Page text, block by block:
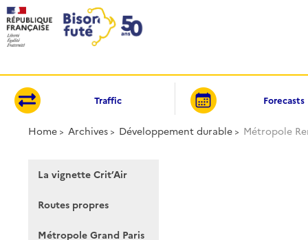
Traffic Forecasts
Home Archives Développement durable Métropole
La vignette Crit’Air
Routes propres
Métropole Grand Paris
Cookies management panel